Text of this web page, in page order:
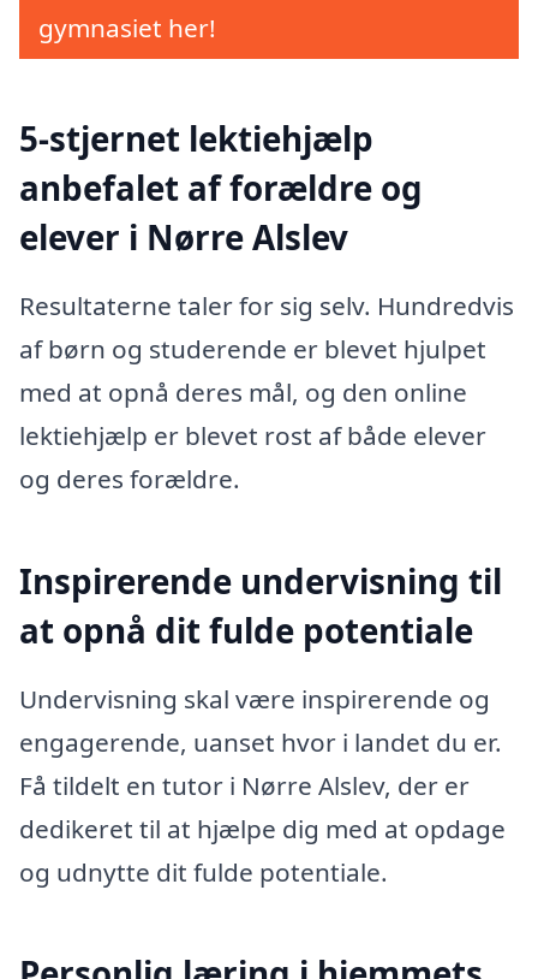
gymnasiet her!
5-stjernet lektiehjælp
anbefalet af forældre og
elever i Nørre Alslev
Resultaterne taler for sig selv. Hundredvis
af børn og studerende er blevet hjulpet
med at opnå deres mål, og den online
lektiehjælp er blevet rost af både elever
og deres forældre.
Inspirerende undervisning til
at opnå dit fulde potentiale
Undervisning skal være inspirerende og
engagerende, uanset hvor i landet du er.
Få tildelt en tutor i Nørre Alslev, der er
dedikeret til at hjælpe dig med at opdage
og udnytte dit fulde potentiale.